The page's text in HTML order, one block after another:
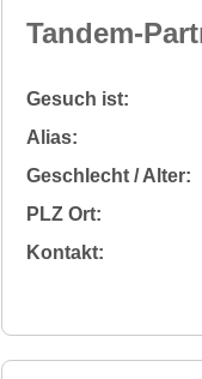
Tandem-
Gesuch ist:
Alias:
Geschlecht / Alter:
PLZ Ort:
Kontakt: